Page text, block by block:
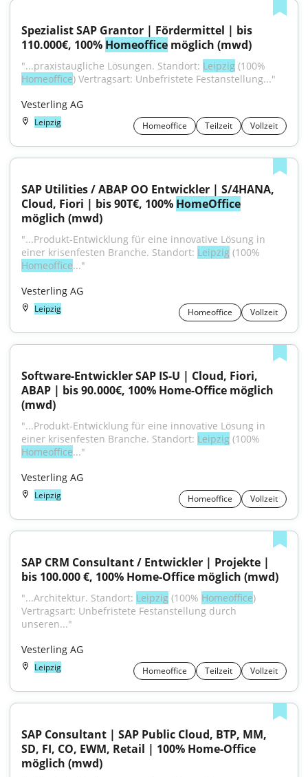
Spezialist SAP Grantor | Fördermittel | bis
110.000€, 100% Homeoffice möglich (mwd)
"...praxistaugliche Lösungen. Standort: Leipzig
Homeoffice) Vertragsart: Unbefristete Festanstellung..."
Vesterling AG
Leipzig Homeoffice Teilzeit Vollzeit
SAP Utilities / ABAP OO Entwickler | S/4HANA,
Cloud, Fiori | bis 90T€, 100% HomeOffice
möglich (mwd)
"...Produkt-Entwicklung für eine innovative Lösung in
einer krisenfesten Branche. Standort: Leipzig
Homeoffice..."
Vesterling AG
Leipzig Homeoffice Vollzeit
Software-Entwickler SAP IS-U | Cloud, Fiori,
ABAP | bis 90.000€, 100% Home-Office möglich
(mwd)
"...Produkt-Entwicklung für eine innovative Lösung in
einer krisenfesten Branche. Standort: Leipzig
Homeoffice..."
Vesterling AG
Leipzig Homeoffice Vollzeit
SAP CRM Consultant / Entwickler | Projekte |
bis 100.000 €, 100% Home-Office möglich (mwd)
"...Architektur. Standort: Leipzig (100% Homeoffice)
Vertragsart: Unbefristete Festanstellung durch
unseren..."
Vesterling AG
Leipzig Homeoffice Teilzeit Vollzeit
SAP Consultant | SAP Public Cloud, BTP, MM,
SD, FI, CO, EWM, Retail | 100% Home-Office
möglich (mwd)